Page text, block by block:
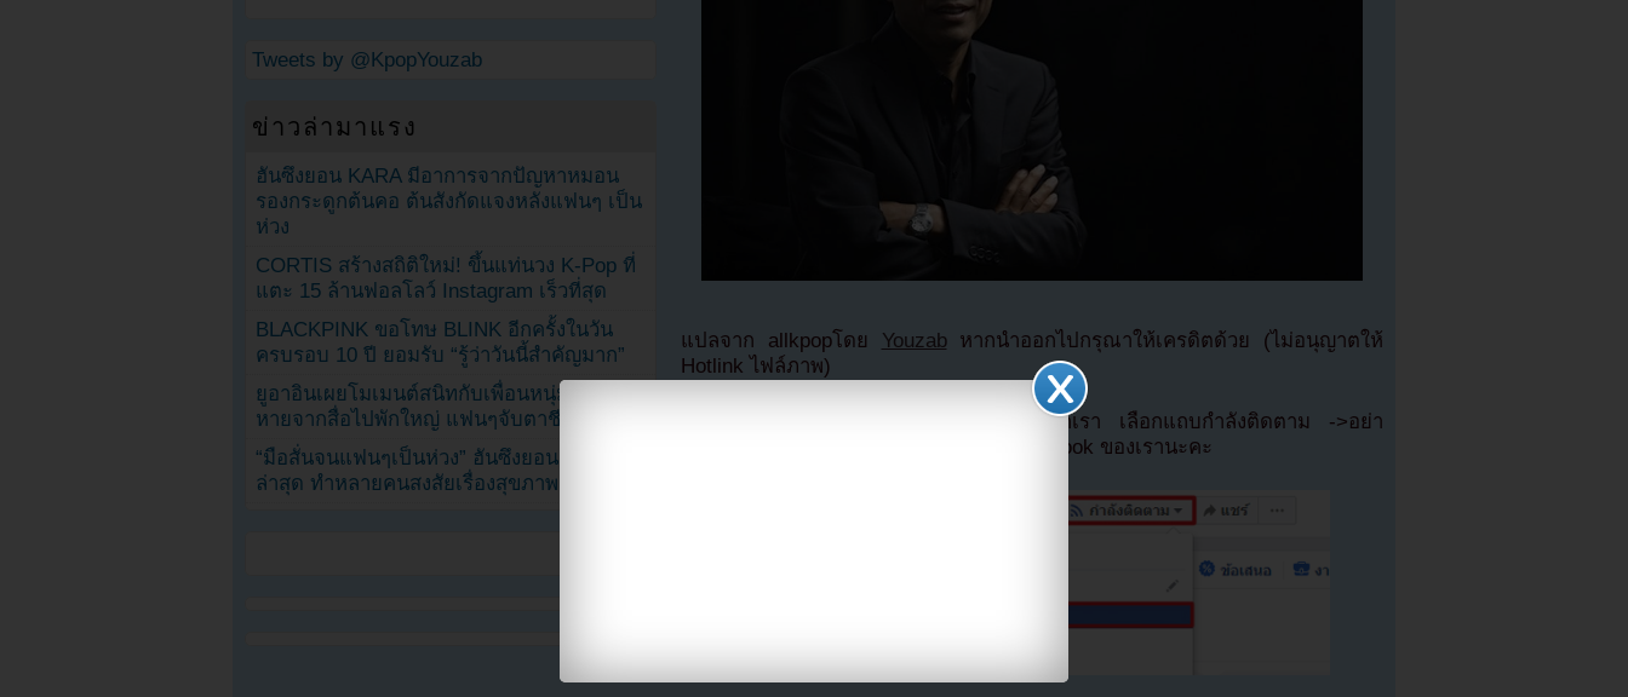
แปลจาก allkpopโดย Youzabหากนำออกไปกรุณาให้เครดิตด้วย (ไม่อนุญาตให้
Hotlink ไฟล์ภาพ)
หากไม่ต้องการพลาดข่าวสารอย่างรวดเร็วจากเรา เลือกแถบกำลังติดตาม ->อย่า
เลือกเห็นโพสต์ก่อนของเพจ Facebook ของเรานะคะ
Tweets by @KpopYouzab
ข่าวล่ามาแรง
ฮันซึงยอน KARA มีอาการจากปัญหาหมอน
รองกระดูกต้นคอ ต้นสังกัดแจงหลังแฟนๆ เป็น
ห่วง
CORTIS สร้างสถิติใหม่! ขึ้นแท่นวง K-Pop ที่
แตะ 15 ล้านฟอลโลว์ Instagram เร็วที่สุด
BLACKPINK ขอโทษ BLINK อีกครั้งในวัน
ครบรอบ 10 ปี ยอมรับ “รู้ว่าวันนี้สำคัญมาก”
ยูอาอินเผยโมเมนต์สนิทกับเพื่อนหนุ่ม หลัง
หายจากสื่อไปพักใหญ่ แฟนๆจับตาชีวิตล่าสุด
“มือสั่นจนแฟนๆเป็นห่วง” ฮันซึงยอนเผยภาพ
ล่าสุด ทำหลายคนสงสัยเรื่องสุขภาพ